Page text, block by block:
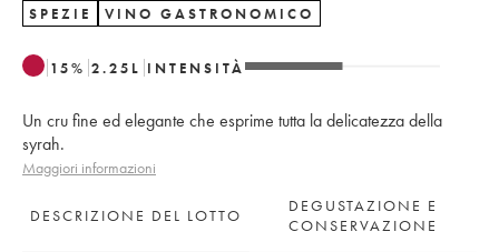
SPEZIE VINO GASTRONOMICO
15% 2.25 L INTENSITÀ
Un cru fine ed elegante che esprime tutta la delicatezza della
syrah.
Maggiori informazioni
DESCRIZIONE DEL LOTTO
DEGUSTAZIONE E
CONSERVAZIONE